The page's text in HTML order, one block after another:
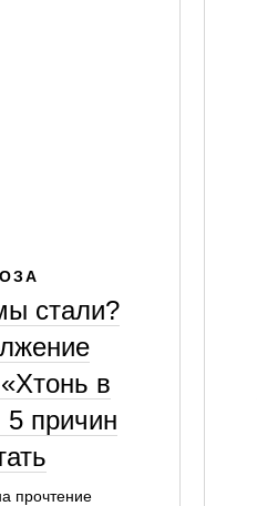
стали?
в
5 причин
прочтение